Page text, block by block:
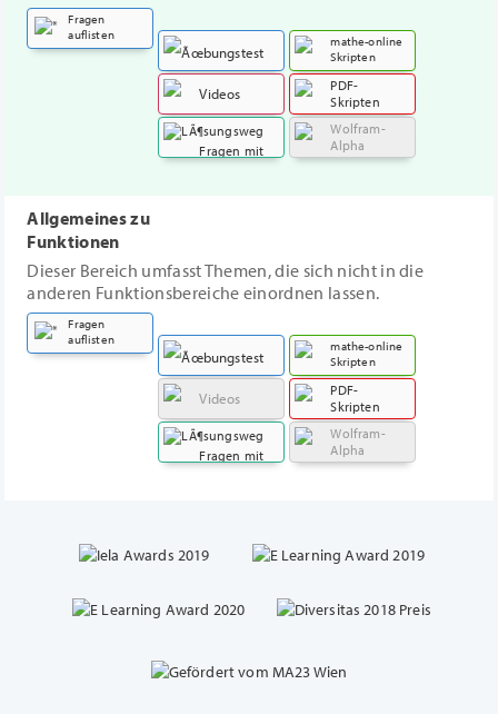
Fragen
auflisten
Übungstest
mathe-online
Skripten
Videos
PDF-
Skripten
Fragen mit
Lösungsweg
Wolfram-
Alpha
Allgemeines zu
Funktionen
Dieser Bereich umfasst Themen, die sich nicht in die
anderen Funktionsbereiche einordnen lassen.
Fragen
auflisten
Übungstest
mathe-online
Skripten
Videos
PDF-
Skripten
Fragen mit
Lösungsweg
Wolfram-
Alpha